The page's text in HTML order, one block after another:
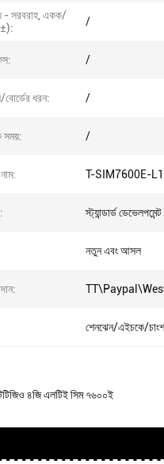
- সরবরাহ, একক/
/
/
ধরন: /
সময়: /
T-SIM7600E-
স্ট্যান্ডার্ড
নতুন এবং আসল
শেনঝেন/এইচকে/
৪জি এলটিই সিম ৭৬০০ই